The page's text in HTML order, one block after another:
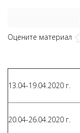
Оцените материал
13.04-19.04.2020 г.
20.04-26.04.2020 г.